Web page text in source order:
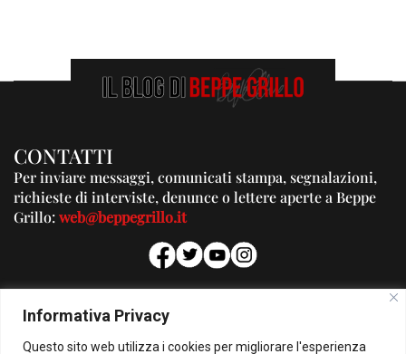
Informativa Privacy
Questo sito web utilizza i cookies per migliorare l'esperienza
CONTATTI
Per inviare messaggi, comunicati stampa, segnalazioni,
richieste di interviste, denunce o lettere aperte a Beppe
Grillo:web@beppegrillo.it
PUBBLICITA'
Per la tua pubblicità su questo Blog:
pubblicita@beppegrillo.it